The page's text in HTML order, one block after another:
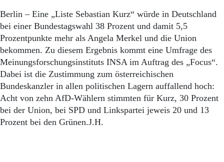
Abo Prämien
Archiv
Mediadaten
Kontakt
Impressum
Datenschutz
Berlin – Eine „Liste Sebastian Kurz“ würde in Deutschland
bei einer Bundestagswahl 38 Prozent und damit 5,5
Prozentpunkte mehr als Angela Merkel und die Union
bekommen. Zu diesem Ergebnis kommt eine Umfrage des
Meinungsforschungsinstituts INSA im Auftrag des „Focus“.
Dabei ist die Zustimmung zum österreichischen
Bundeskanzler in allen politischen Lagern auffallend hoch:
Acht von zehn AfD-Wählern stimmten für Kurz, 30 Prozent
bei der Union, bei SPD und Linkspartei jeweis 20 und 13
Prozent bei den Grünen.J.H.